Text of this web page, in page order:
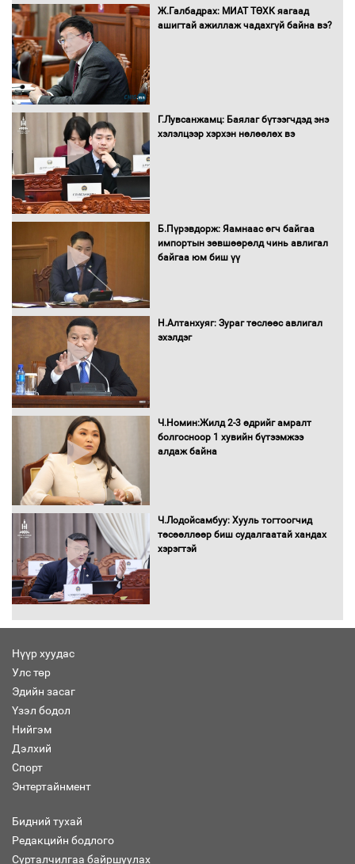
хэлэлцүүлэг боллоо
"ДЦС-3” ТӨХК-ийн нэн шаардлагатай
“Турбингенератор-5”-ын шинэчлэлийн
төсвийг шийдвэрлэхээр болов
оролцлоо
ААН-ийн нуугтмал хөрөнгийг
битүүмжлэнэ
буй асуудлуудыг Засгийн газрын
хуралдаанд танилцуулж,
шийдвэрлүүлнэ
оролцож байгаа баг тамирчдад
амжилт хүслээ
албан татварыг тэглэлээ
Ж.Галбадрах: МИАТ ТӨХК яагаад
ашигтай ажиллаж чадахгүй байна вэ?
Г.Лувсанжамц: Баялаг бүтээгчдэд энэ
хэлэлцээр хэрхэн нөлөөлөх вэ
Б.Пүрэвдорж: Яамнаас өгч байгаа
импортын зөвшөөрөлд чинь авлигал
байгаа юм биш үү
Н.Алтанхуяг: Зураг төслөөс авлигал
эхэлдэг
Ч.Номин:Жилд 2-3 өдрийг амралт
болгосноор 1 хувийн бүтээмжээ
алдаж байна
Ч.Лодойсамбуу: Хууль тогтоогчид
төсөөллөөр биш судалгаатай хандах
хэрэгтэй
Нүүр хуудас
Улс төр
Эдийн засаг
Үзэл бодол
Нийгэм
Дэлхий
Спорт
Энтертайнмент
Бидний тухай
Редакцийн бодлого
Сурталчилгаа байршуулах